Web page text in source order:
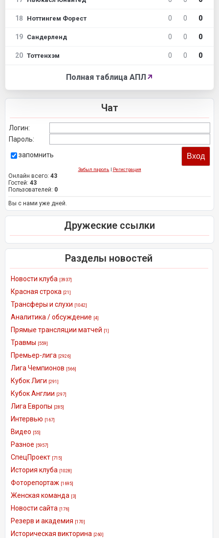
18 Ноттингем Форест 0 0 0
19 Сандерленд 0 0 0
20 Тоттенхэм 0 0 0
Полная таблица АПЛ ↗
Чат
Логин:
Пароль:
запомнить
Забыл пароль | Регистрация
Онлайн всего: 43
Гостей: 43
Пользователей: 0
Вы с нами уже дней.
Дружеские ссылки
Разделы новостей
Новости клуба [3937]
Красная строка [21]
Трансферы и слухи [1042]
Аналитика / обсуждение [4]
Прямые трансляции матчей [1]
Травмы [559]
Премьер-лига [2926]
Лига Чемпионов [566]
Кубок Лиги [291]
Кубок Англии [297]
Лига Европы [285]
Интервью [167]
Видео [55]
Разное [5957]
СпецПроект [715]
История клуба [1028]
Фоторепортаж [1695]
Женская команда [3]
Новости сайта [176]
Резерв и академия [170]
Историческая викторина [260]